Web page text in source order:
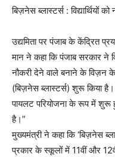
बिज़नेस ब्लास्टर्स : विद्यार्थियों
उद्यमिता पर पंजाब के केंद्रित
मान ने कहा कि पंजाब सरकार ने
नौकरी देने वाले बनाने के विज़न के
(बिज़नेस ब्लास्टर्स) शुरू किया
पायलट परियोजना के रूप में शुरू
है।”
मुख्यमंत्री ने कहा कि ‘बिज़नेस
प्रकार के स्कूलों में 11वीं और 12वीं